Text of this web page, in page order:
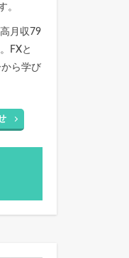
。
月収79
FXと
ら学び